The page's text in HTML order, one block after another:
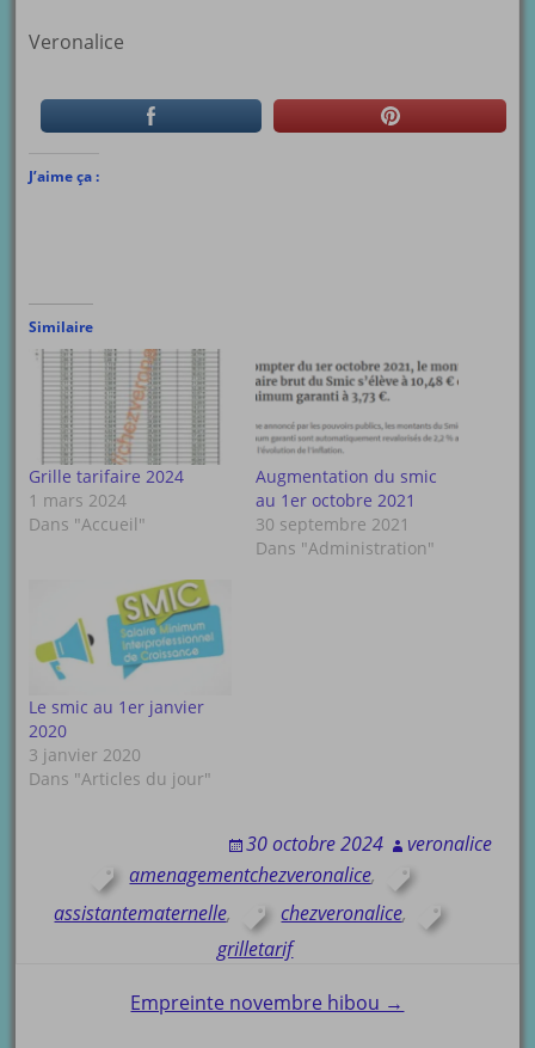
Veronalice
J’aime ça :
Similaire
Grille tarifaire 2024
1 mars 2024
Dans "Accueil"
Augmentation du smic
au 1er octobre 2021
30 septembre 2021
Dans "Administration"
Le smic au 1er janvier
2020
3 janvier 2020
Dans "Articles du jour"
30 octobre 2024
veronalice
amenagementchezveronalice,
assistantematernelle, chezveronalice,
grilletarif
Empreinte novembre hibou →